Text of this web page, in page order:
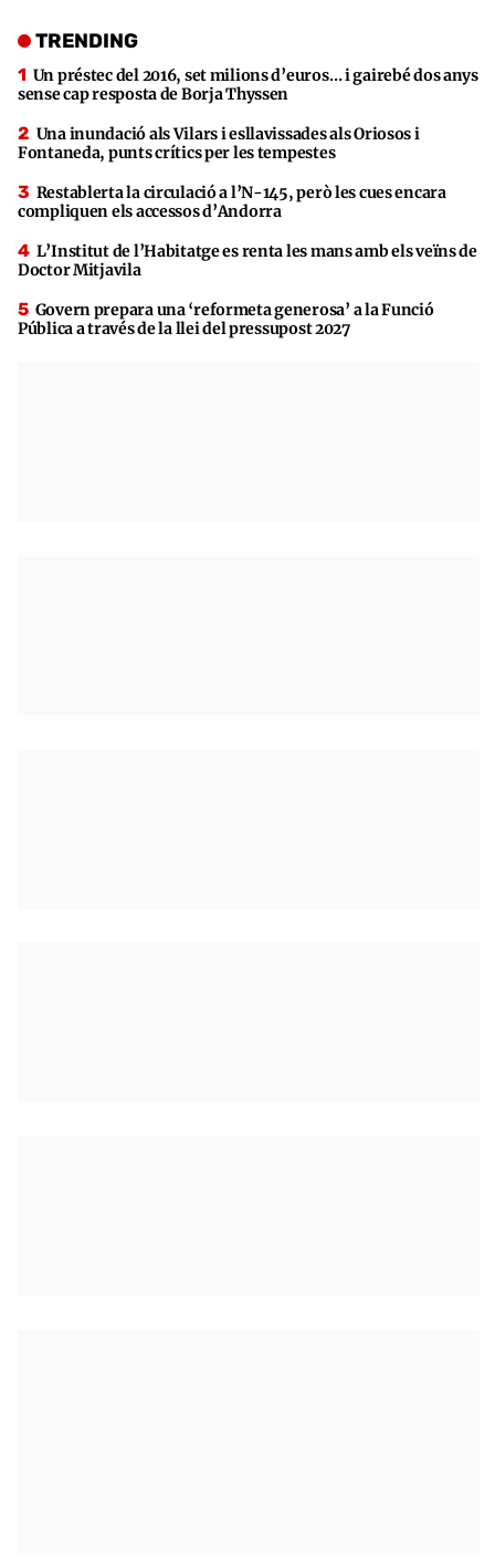
TRENDING
Un préstec del 2016, set milions d’euros… i gairebé dos anys
sense cap resposta de Borja Thyssen
Una inundació als Vilars i esllavissades als Oriosos i
Fontaneda, punts crítics per les tempestes
Restablerta la circulació a l’N-145, però les cues encara
compliquen els accessos d’Andorra
L’Institut de l’Habitatge es renta les mans amb els veïns de
Doctor Mitjavila
Govern prepara una ‘reformeta generosa’ a la Funció
Pública a través de la llei del pressupost 2027